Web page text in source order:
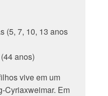
(5, 7, 10, 13 anos
anos)
vive em um
Cyriaxweimar. Em